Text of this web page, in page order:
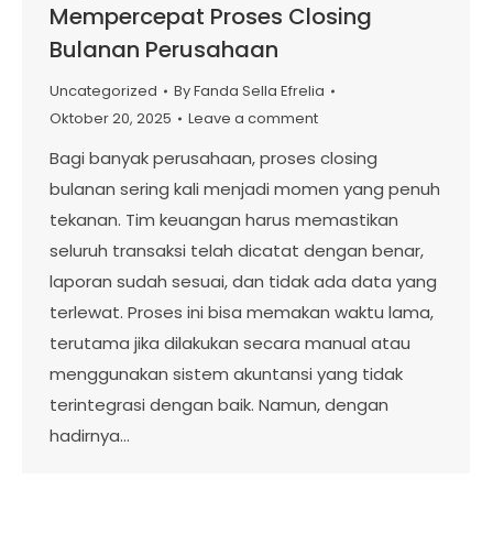
Mempercepat Proses Closing
Bulanan Perusahaan
Uncategorized ByFanda Sella Efrelia
Oktober 20, 2025
Leave a comment
Bagi banyak perusahaan, proses closing
bulanan sering kali menjadi momen yang penuh
tekanan. Tim keuangan harus memastikan
seluruh transaksi telah dicatat dengan benar,
laporan sudah sesuai, dan tidak ada data yang
terlewat. Proses ini bisa memakan waktu lama,
terutama jika dilakukan secara manual atau
menggunakan sistem akuntansi yang tidak
terintegrasi dengan baik. Namun, dengan
hadirnya…